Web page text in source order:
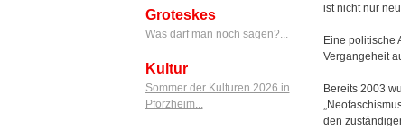
Groteskes
Was darf man noch sagen?...
Kultur
Sommer der Kulturen 2026 in
Pforzheim...
ist nicht nur
Eine politische
Vergangeheit
Bereits 2003
den